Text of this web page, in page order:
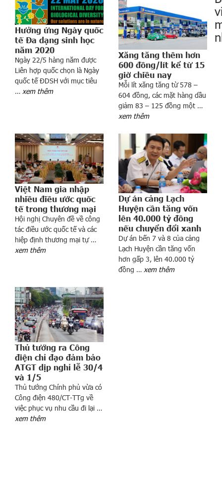
Hưởng ứng Ngày quốc
tế Đa dạng sinh học
năm 2020
Ngày 22/5 hàng năm được
Liên hợp quốc chọn là Ngày
quốc tế ĐDSH với mục tiêu
… xem thêm
Xăng tăng thêm hơn
600 đồng/lít kể từ 15
giờ chiều nay
Mỗi lít xăng tăng từ 578 –
604 đồng, các mặt hàng dầu
giảm 83 – 125 đồng một …
xem thêm
Việt Nam gia nhập
nhiều điều ước quốc
tế trong thương mại
Hội nghị Chuyên đề về công
tác điều ước quốc tế và các
hiệp định thương mại tự …
xem thêm
Dự án cảng Lạch
Huyện cần tăng vốn
lên 40.000 tỷ đồng
nếu chuyển đổi xanh
Dự án bến 7 và 8 của cảng
Lạch Huyện cần tăng vốn
hơn gấp 3, lên 40.000 tỷ
đồng … xem thêm
Thủ tướng ra Công
điện chỉ đạo đảm bảo
ATGT dịp nghỉ lễ 30/4
và 1/5
Thủ tướng Chính phủ vừa có
Công điện 480/CT-TTg về
việc phục vụ nhu cầu đi lại …
xem thêm